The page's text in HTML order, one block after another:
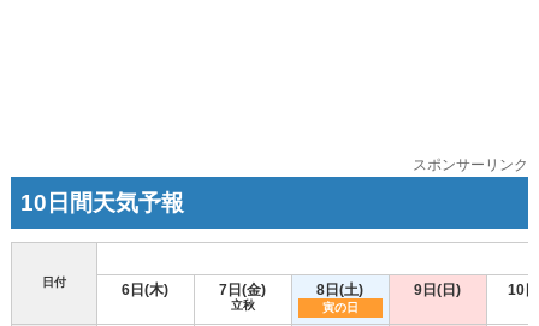
スポンサーリンク
10日間天気予報
日付 6日(木) 7日(金)
立秋
8日(土)
寅の日
9日(日) 10